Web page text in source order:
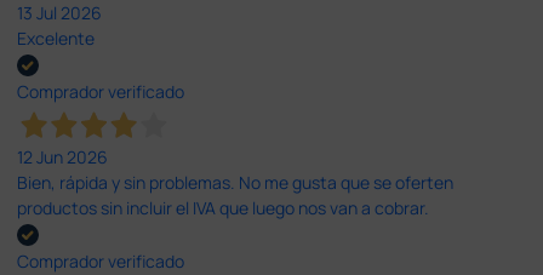
13 Jul 2026
Excelente
Comprador verificado
12 Jun 2026
Bien, rápida y sin problemas. No me gusta que se oferten
productos sin incluir el IVA que luego nos van a cobrar.
Comprador verificado